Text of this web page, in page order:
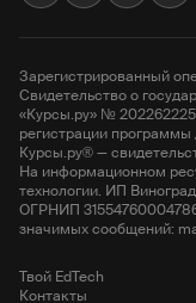
Зарегистрированный
Свидетельство о
«Курсы.ру» №
регистрации
Курсы.ру® —
На информационном
технологии. ИП
ОГРНИП
значимых сообщений:
Твой EdTech
Контакты